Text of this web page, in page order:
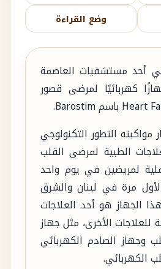
وضع القراءة
أحد مستشفيات العاصمة
كهربائيًا لمرضى قصور
التطور التكنولوجي
الطبية لمرضى القلب
لمريضين في يوم واحد
مرة في لبنان والشرق
الجهاز هو أحد العلاجات
للعلاجات الأخرى، مثل جهاز
وجهاز الصادم الكهربائي
الكهربائي.